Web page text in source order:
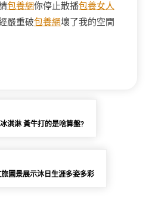
包養網你停止散播包養女人
嚴重破包養網壞了我的空間
淇淋 黃牛打的是啥算盤?
圖景展示沐日生涯多姿多彩